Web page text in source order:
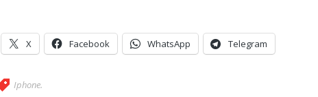
X Facebook WhatsApp Telegram
Iphone.